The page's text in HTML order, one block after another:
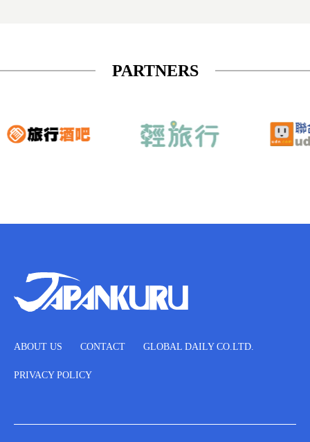
PARTNERS
ABOUT US CONTACT GLOBAL DAILY CO.LTD.
PRIVACY POLICY